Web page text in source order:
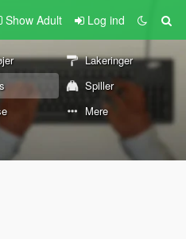
Show Adult Log ind
Lakeringer
Spiller
Mere